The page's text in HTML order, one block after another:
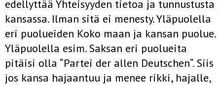
edellyttää Yhteisyyden tietoa ja tunnustusta
kansassa. Ilman sitä ei menesty. Yläpuolella
eri puolueiden Koko maan ja kansan puolue.
Yläpuolella esim. Saksan eri puolueita
pitäisi olla “Partei der allen Deutschen“. Siis
jos kansa hajaantuu ja menee rikki, hajalle,